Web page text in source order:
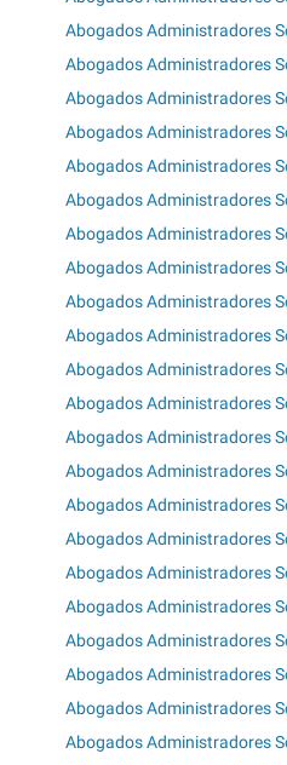
Abogados Administradores
Abogados Administradores
Abogados Administradores
Abogados Administradores
Abogados Administradores
Abogados Administradores
Abogados Administradores
Abogados Administradores
Abogados Administradores
Abogados Administradores
Abogados Administradores
Abogados Administradores
Abogados Administradores
Abogados Administradores
Abogados Administradores
Abogados Administradores
Abogados Administradores
Abogados Administradores
Abogados Administradores
Abogados Administradores
Abogados Administradores
Abogados Administradores